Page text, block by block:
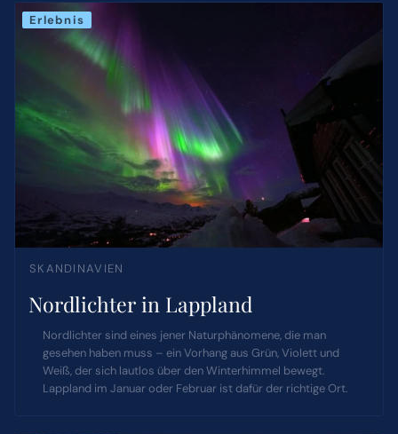
Erlebnis
SKANDINAVIEN
Nordlichter in Lappland
Nordlichter sind eines jener Naturphänomene, die man
gesehen haben muss – ein Vorhang aus Grün, Violett und
Weiß, der sich lautlos über den Winterhimmel bewegt.
Lappland im Januar oder Februar ist dafür der richtige Ort.